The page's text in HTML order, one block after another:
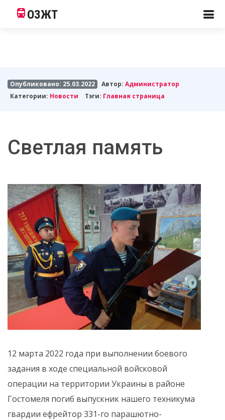
ОЗЖТ
Опубликовано: 25.03.2022 Автор:Администратор
Категории: Новости Тэги: Главная страница
Светлая память
12 марта 2022 года при выполнении боевого
задания в ходе специальной войсковой
операции на территории Украины в районе
Гостомеля погиб выпускник нашего техникума
гвардии ефрейтор 331-го парашютно-